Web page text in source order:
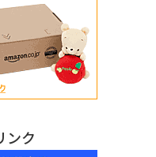
ンク